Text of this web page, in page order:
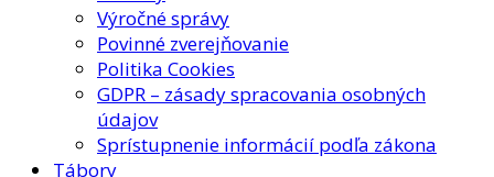
Výročné správy
Povinné zverejňovanie
Politika Cookies
GDPR – zásady spracovania osobných
údajov
Sprístupnenie informácií podľa zákona
Tábory